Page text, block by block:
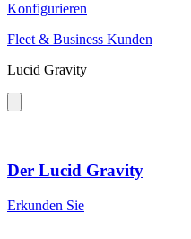
Konfigurieren
Fleet & Business Kunden
Lucid Gravity
Der Lucid Gravity
Erkunden Sie